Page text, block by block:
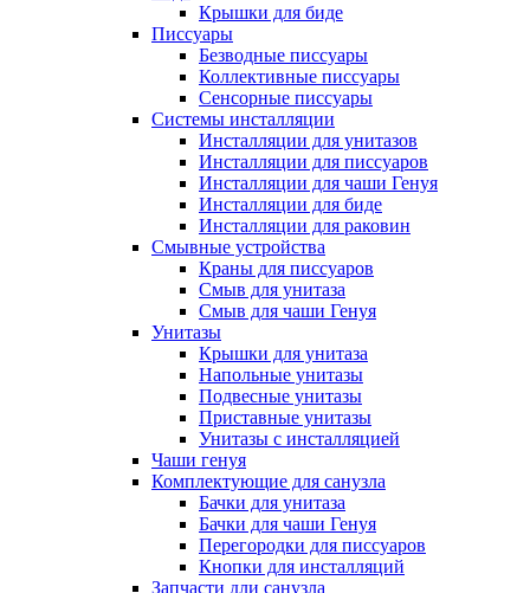
Крышки для биде
Писсуары
Безводные писсуары
Коллективные писсуары
Сенсорные писсуары
Системы инсталляции
Инсталляции для унитазов
Инсталляции для писсуаров
Инсталляции для чаши Генуя
Инсталляции для биде
Инсталляции для раковин
Смывные устройства
Краны для писсуаров
Смыв для унитаза
Смыв для чаши Генуя
Унитазы
Крышки для унитаза
Напольные унитазы
Подвесные унитазы
Приставные унитазы
Унитазы с инсталляцией
Чаши генуя
Комплектующие для санузла
Бачки для унитаза
Бачки для чаши Генуя
Перегородки для писсуаров
Кнопки для инсталляций
Запчасти дли санузла